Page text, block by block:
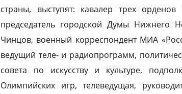
страны, выступят: кавалер трех
председатель городской Думы Нижнего
Чинцов, военный корреспондент МИА
ведущий теле- и радиопрограмм,
совета по искусству и культуре,
Олимпийских игр, телеведущая,